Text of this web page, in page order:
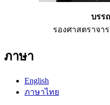
บรร
รองศาสตราจา
ภาษา
English
ภาษาไทย